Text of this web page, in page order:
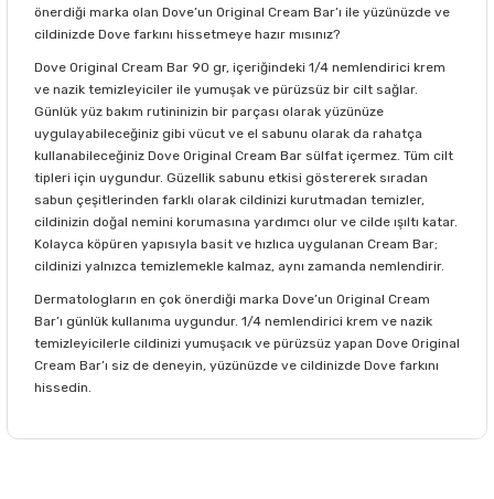
önerdiği marka olan Dove’un Original Cream Bar’ı ile yüzünüzde ve
cildinizde Dove farkını hissetmeye hazır mısınız?
Dove Original Cream Bar 90 gr, içeriğindeki 1/4 nemlendirici krem
ve nazik temizleyiciler ile yumuşak ve pürüzsüz bir cilt sağlar.
Günlük yüz bakım rutininizin bir parçası olarak yüzünüze
uygulayabileceğiniz gibi vücut ve el sabunu olarak da rahatça
kullanabileceğiniz Dove Original Cream Bar sülfat içermez. Tüm cilt
tipleri için uygundur. Güzellik sabunu etkisi göstererek sıradan
sabun çeşitlerinden farklı olarak cildinizi kurutmadan temizler,
cildinizin doğal nemini korumasına yardımcı olur ve cilde ışıltı katar.
Kolayca köpüren yapısıyla basit ve hızlıca uygulanan Cream Bar;
cildinizi yalnızca temizlemekle kalmaz, aynı zamanda nemlendirir.
Dermatologların en çok önerdiği marka Dove’un Original Cream
Bar’ı günlük kullanıma uygundur. 1/4 nemlendirici krem ve nazik
temizleyicilerle cildinizi yumuşacık ve pürüzsüz yapan Dove Original
Cream Bar’ı siz de deneyin, yüzünüzde ve cildinizde Dove farkını
hissedin.